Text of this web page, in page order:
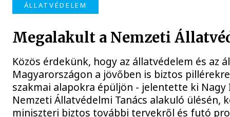
ÁLLATVÉDELEM
Megalakult a Nemzeti
Közös érdekünk, hogy az állatvédelem és az
Magyarországon a jövőben is biztos
szakmai alapokra épüljön - jelentette ki
Nemzeti Állatvédelmi Tanács alakuló ülésén,
miniszteri biztos további tervekről és futó